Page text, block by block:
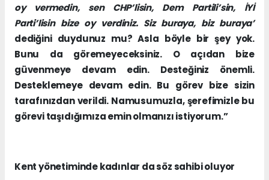
oy vermedin, sen CHP’lisin, Dem Partili’sin, İYİ
Parti’lisin bize oy verdiniz. Siz buraya, biz buraya’
dediğini duydunuz mu? Asla böyle bir şey yok.
Bunu da göremeyeceksiniz. O açıdan bize
güvenmeye devam edin. Desteğiniz önemli.
Desteklemeye devam edin. Bu görev bize sizin
tarafınızdan verildi. Namusumuzla, şerefimizle bu
görevi taşıdığımıza emin olmanızı istiyorum.”
Kent yönetiminde kadınlar da söz sahibi oluyor